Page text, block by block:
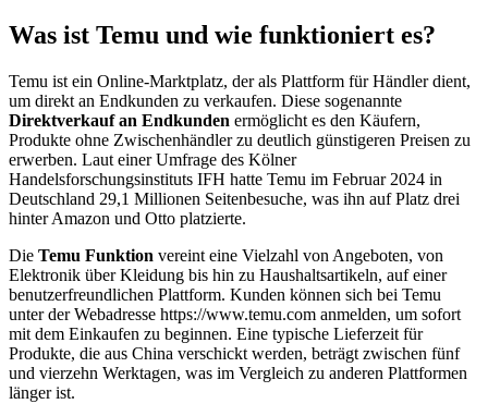
Was ist Temu und wie funktioniert es?
Temu ist ein Online-Marktplatz, der als Plattform für Händler dient,
um direkt an Endkunden zu verkaufen. Diese sogenannte
Direktverkauf an Endkunden ermöglicht es den Käufern,
Produkte ohne Zwischenhändler zu deutlich günstigeren Preisen zu
erwerben. Laut einer Umfrage des Kölner
Handelsforschungsinstituts IFH hatte Temu im Februar 2024 in
Deutschland 29,1 Millionen Seitenbesuche, was ihn auf Platz drei
hinter Amazon und Otto platzierte.
Die Temu Funktion vereint eine Vielzahl von Angeboten, von
Elektronik über Kleidung bis hin zu Haushaltsartikeln, auf einer
benutzerfreundlichen Plattform. Kunden können sich bei Temu
unter der Webadresse https://www.temu.com anmelden, um sofort
mit dem Einkaufen zu beginnen. Eine typische Lieferzeit für
Produkte, die aus China verschickt werden, beträgt zwischen fünf
und vierzehn Werktagen, was im Vergleich zu anderen Plattformen
länger ist.